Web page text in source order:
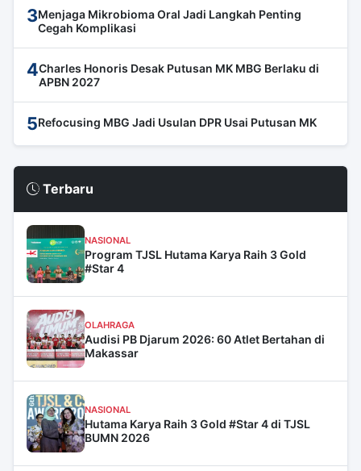
3Menjaga Mikrobioma Oral Jadi Langkah Penting
Cegah Komplikasi
4Charles Honoris Desak Putusan MK MBG Berlaku di
APBN 2027
5Refocusing MBG Jadi Usulan DPR Usai Putusan MK
Terbaru
NASIONAL
Program TJSL Hutama Karya Raih 3 Gold
#Star 4
OLAHRAGA
Audisi PB Djarum 2026: 60 Atlet Bertahan di
Makassar
NASIONAL
Hutama Karya Raih 3 Gold #Star 4 di TJSL
BUMN 2026